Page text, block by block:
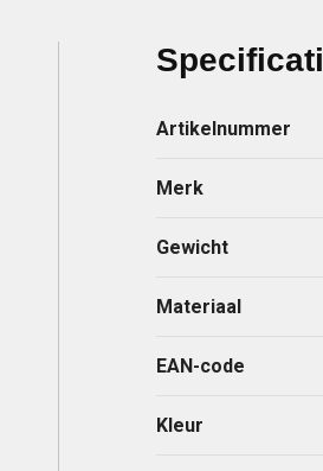
Artikelnummer
Merk
Gewicht
Materiaal
EAN-code
Kleur